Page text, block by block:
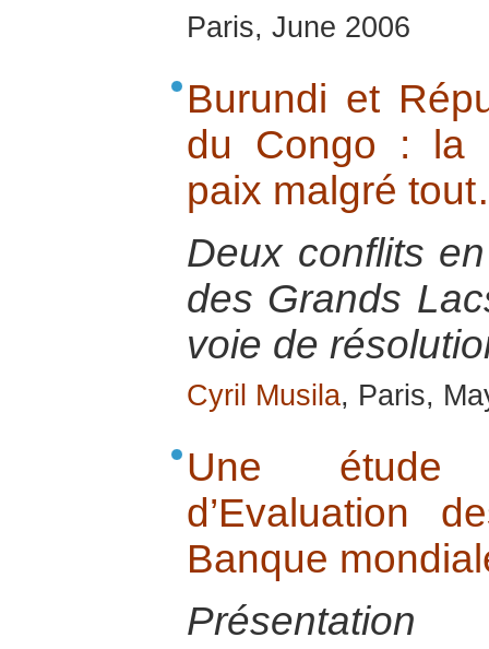
Paris, June 2006
Burundi et
du Congo : la
paix malgré
Deux conflits
des Grands
voie de
Cyril Musila, Paris,
Une étude
d’Evaluation
Banque